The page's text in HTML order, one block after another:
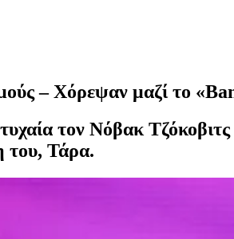
– Χόρεψαν μαζί το
τον Νόβακ Τζόκοβιτς
του, Τάρα.